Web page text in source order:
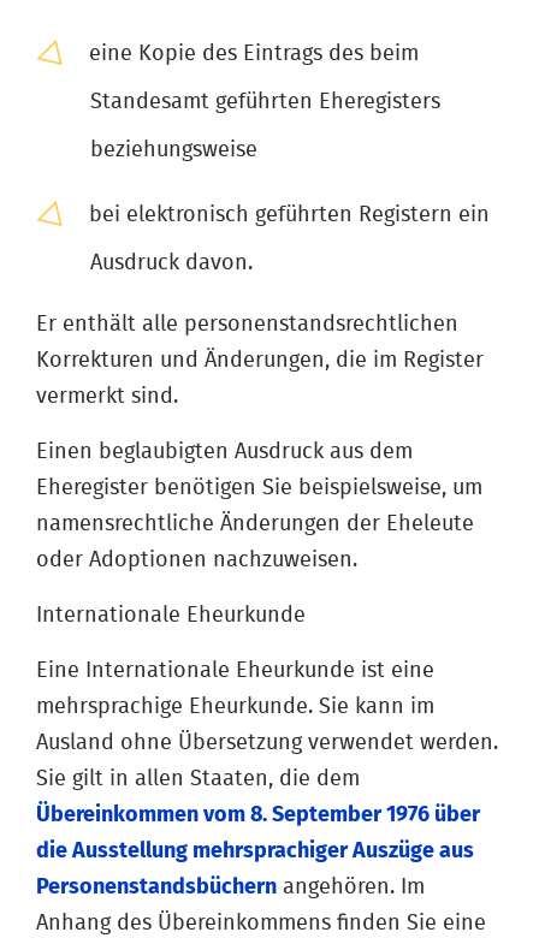
eine Kopie des Eintrags des beim
Standesamt geführten Eheregisters
beziehungsweise
bei elektronisch geführten Registern ein
Ausdruck davon.
Er enthält alle personenstandsrechtlichen
Korrekturen und Änderungen, die im Register
vermerkt sind.
Einen beglaubigten Ausdruck aus dem
Eheregister benötigen Sie beispielsweise, um
namensrechtliche Änderungen der Eheleute
oder Adoptionen nachzuweisen.
Internationale Eheurkunde
Eine Internationale Eheurkunde ist eine
mehrsprachige Eheurkunde. Sie kann im
Ausland ohne Übersetzung verwendet werden.
Sie gilt in allen Staaten, die dem
Übereinkommen vom 8. September 1976 über
die Ausstellung mehrsprachiger Auszüge aus
Personenstandsbüchern angehören. Im
Anhang des Übereinkommens finden Sie eine